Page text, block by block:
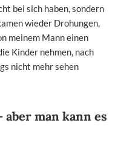
bei sich haben, sondern
wieder Drohungen,
meinem Mann einen
Kinder nehmen, nach
nicht mehr sehen
man kann es